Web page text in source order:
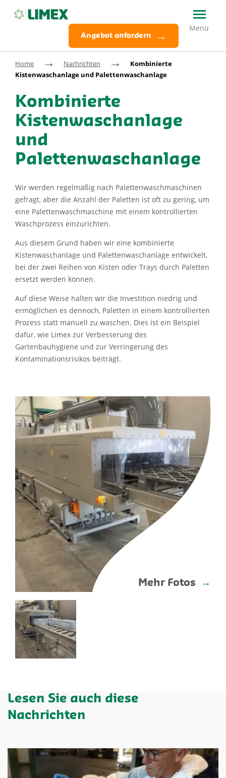
Angebot anfordern
Home → Nachrichten →
Kombinierte
Kistenwaschanlage und Palettenwaschanlage
Kombinierte
Kistenwaschanlage
und
Palettenwaschanlage
Wir werden regelmäßig nach Palettenwaschmaschinen
gefragt, aber die Anzahl der Paletten ist oft zu gering, um
eine Palettenwaschmaschine mit einem kontrollierten
Waschprozess einzurichten.
Aus diesem Grund haben wir eine kombinierte
Kistenwaschanlage und Palettenwaschanlage entwickelt,
bei der zwei Reihen von Kisten oder Trays durch Paletten
ersetzt werden können.
Auf diese Weise halten wir die Investition niedrig und
ermöglichen es dennoch, Paletten in einem kontrollierten
Prozess statt manuell zu waschen. Dies ist ein Beispiel
dafür, wie Limex zur Verbesserung des
Gartenbauhygiene und zur Verringerung des
Kontaminationsrisikos beiträgt.
Mehr Fotos
Lesen Sie auch diese
Nachrichten